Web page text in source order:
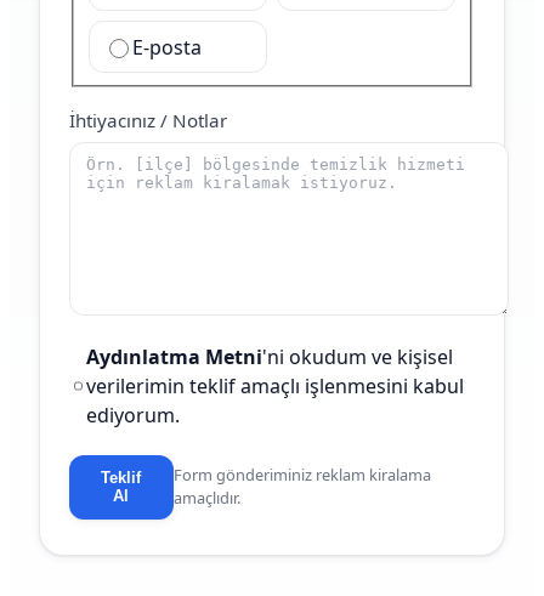
E-posta
İhtiyacınız / Notlar
Aydınlatma Metni'ni okudum ve kişisel
verilerimin teklif amaçlı işlenmesini kabul
ediyorum.
Teklif
Al
Form gönderiminiz reklam kiralama
amaçlıdır.